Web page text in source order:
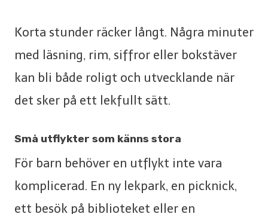
Korta stunder räcker långt. Några minuter
med läsning, rim, siffror eller bokstäver
kan bli både roligt och utvecklande när
det sker på ett lekfullt sätt.
Små utflykter som känns stora
För barn behöver en utflykt inte vara
komplicerad. En ny lekpark, en picknick,
ett besök på biblioteket eller en